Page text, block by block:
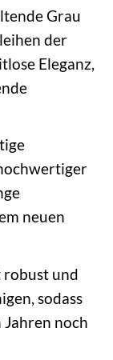
Grau
der
Eleganz,
neuen
robust und
sodass
noch